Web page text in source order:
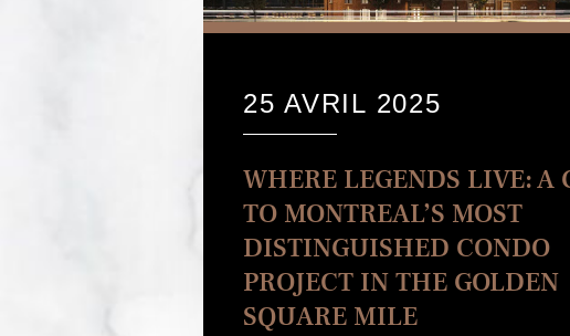
25 AVRIL 2025
WHERE LEGENDS LIVE: A
TO MONTREAL’S MOST
DISTINGUISHED CONDO
PROJECT IN THE GOLDEN
SQUARE MILE